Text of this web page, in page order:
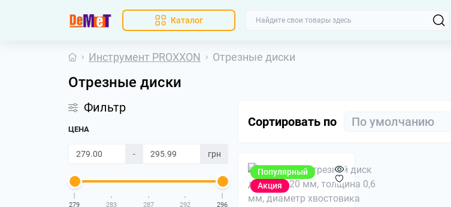
Каталог
Инструмент PROXXON Отрезные диски
Отрезные диски
Фильтр
ЦЕНА
- грн
279 283 287 292 296
Сортировать по
Популярный
Акция